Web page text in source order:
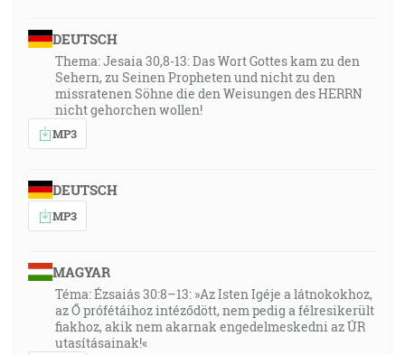
DEUTSCH
Thema: Jesaia 30,8-13: Das Wort Gottes kam zu den
Sehern, zu Seinen Propheten und nicht zu den
missratenen Söhne die den Weisungen des HERRN
nicht gehorchen wollen!
MP3
DEUTSCH
MP3
MAGYAR
Téma: Ézsaiás 30:8–13: »Az Isten Igéje a látnokokhoz,
az Ő prófétáihoz intéződött, nem pedig a félresikerült
fiakhoz, akik nem akarnak engedelmeskedni az ÚR
utasításainak!«